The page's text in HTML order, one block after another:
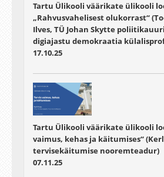
Tartu Ülikooli väärikate ülikooli
„Rahvusvahelisest olukorrast“
Ilves, TÜ Johan Skytte
digiajastu demokraatia
17.10.25
Tartu Ülikooli väärikate ülikooli
vaimus, kehas ja käitumises“
tervisekäitumise nooremteadur)
07.11.25